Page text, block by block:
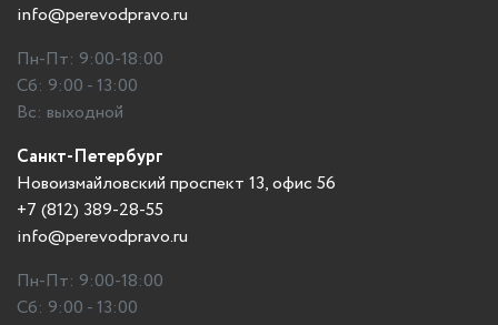
info@perevodpravo.ru
Пн-Пт: 9:00-18:00
Сб: 9:00 - 13:00
Вс: выходной
Санкт-Петербург
Новоизмайловский проспект 13, офис 56
+7 (812) 389-28-55
info@perevodpravo.ru
Пн-Пт: 9:00-18:00
Сб: 9:00 - 13:00